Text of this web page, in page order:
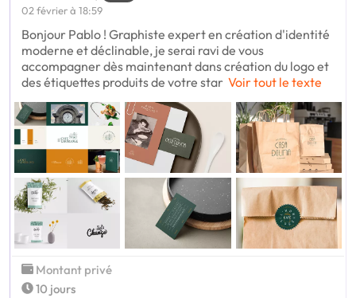
02 février à 18:59
Bonjour Pablo ! Graphiste expert en création d'identité
moderne et déclinable, je serai ravi de vous
accompagner dès maintenant dans création du logo et
des étiquettes produits de votre star Voir tout le texte
Montant privé
10 jours